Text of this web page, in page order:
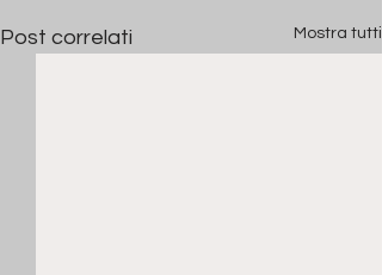
Post correlati Mostra tutti